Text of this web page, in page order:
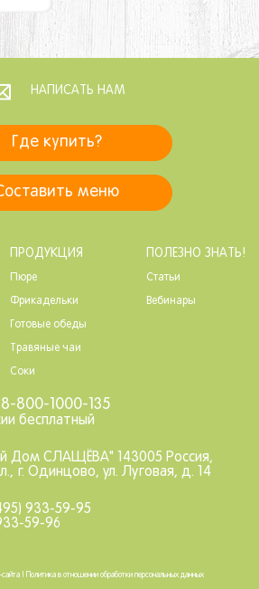
Где купить?
меню
НАПИСАТЬ НАМ
ПРОДУКЦИЯ
Пюре
Фрикадельки
Готовые обеды
Травяные чаи
Соки
ПОЛЕЗНО ЗНАТЬ!
Статьи
Вебинары
8-800-1000-135
бесплатный
Дом СЛАЩЁВА" 143005 Россия,
г. Одинцово, ул. Луговая, д. 14
933-59-95
59-96
сайта Политика в отношении обработки персональных данных